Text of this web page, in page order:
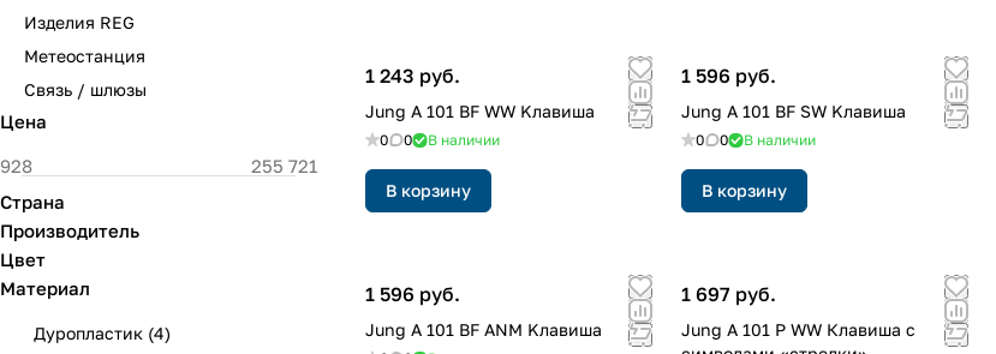
1 243 руб.
Jung A 101 BF WW Kлавиша
0 0 В наличии
В корзину
1 596 руб.
Jung A 101 BF SW Kлавиша
0 0 В наличии
В корзину
1 596 руб.
Jung A 101 BF ANM Kлавиша
1 697 руб.
Jung A 101 P WW Клавиша с
Изделия REG
Метеостанция
Связь / шлюзы
Цена
Страна
Производитель
Цвет
Материал
Дуропластик (4)